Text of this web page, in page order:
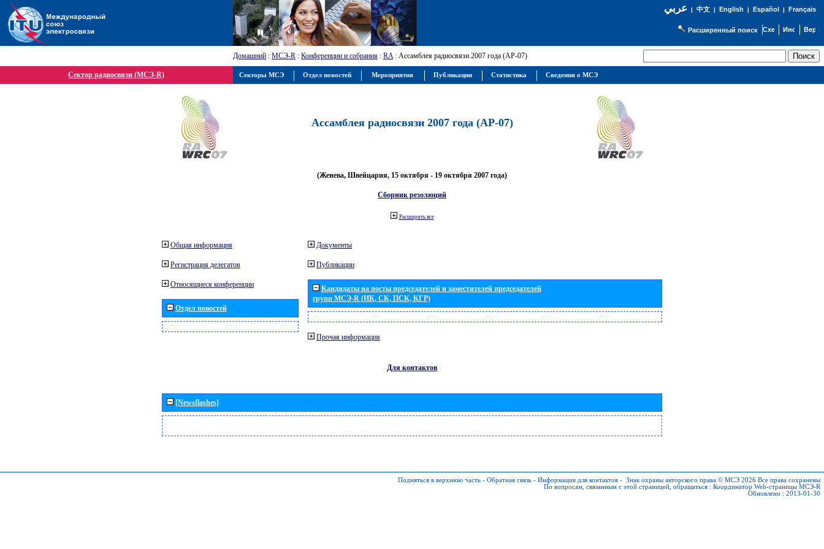
عربي| 中文| English | Español | Français
Расширенный поиск
Домашний : МСЭ-R : Конференции и собрания : RA: Ассамблея радиосвязи 2007 года (АР-07)
Сектор радиосвязи (МСЭ-R)
Ассамблея радиосвязи 2007 года (АР-07)
(Женева, Швейцария, 15 октября - 19 октября 2007 года)
Сборник резолюций
Расширить все
Общая информация
Регистрация делегатов
Относящиеся конференции
Отдел новостей
Документы
Публикации
Кандидаты на посты председателей и заместителей председателей
групп МСЭ-R (ИК, СК, ПСК, КГР)
Прочая информация
Для контактов
[Newsflashes]
Подняться в верхнюю часть - Обратная связь - Информация для контактов - Знак охраны авторского права © МСЭ 2026 Все права сохранены
По вопросам, связанным с этой страницей, обращаться : Координатор Web-страницы МСЭ-R
Обновлено : 2013-01-30
Секторы МСЭ Отдел новостей Мероприятия Публикации Статистика Сведения о МСЭ